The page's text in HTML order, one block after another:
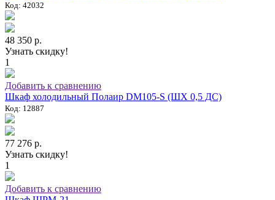
Код: 42032
48 350 р.
Узнать скидку!
1
Добавить к сравнению
Шкаф холодильный Полаир DM105-S (ШХ 0,5 ДС)
Код: 12887
77 276 р.
Узнать скидку!
1
Добавить к сравнению